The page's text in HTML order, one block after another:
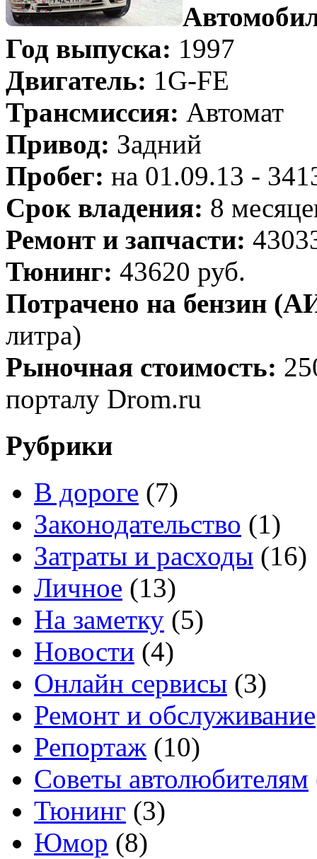
Год выпуска: 1997
Двигатель: 1G-FE
Трансмиссия: Автомат
Привод: Задний
Пробег: на 01.09.13 -
Срок владения: 8
Ремонт и запчасти:
Тюнинг: 43620 руб.
Потрачено на бензин
литра)
Рыночная стоимость:
порталу Drom.ru
Рубрики
В дороге (7)
Законодательство (1)
Затраты и расходы (16)
Личное (13)
На заметку (5)
Новости (4)
Онлайн сервисы (3)
Ремонт и обслуживание
Репортаж (10)
Советы автолюбителям
Тюнинг (3)
Юмор (8)